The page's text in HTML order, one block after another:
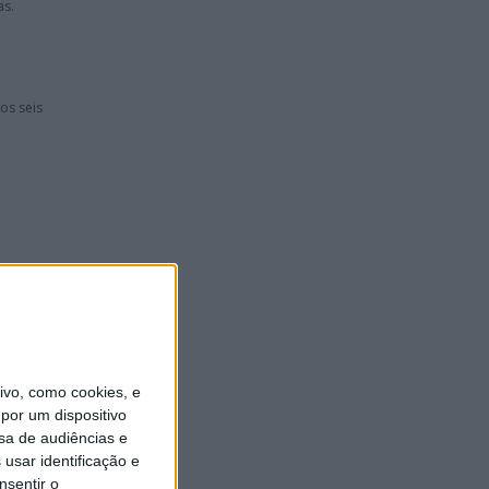
como cookies, e
um dispositivo
de audiências e
identificação e
o
seis